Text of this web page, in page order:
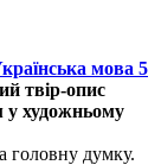
мова 5
твір-опис
у художньому
головну думку.